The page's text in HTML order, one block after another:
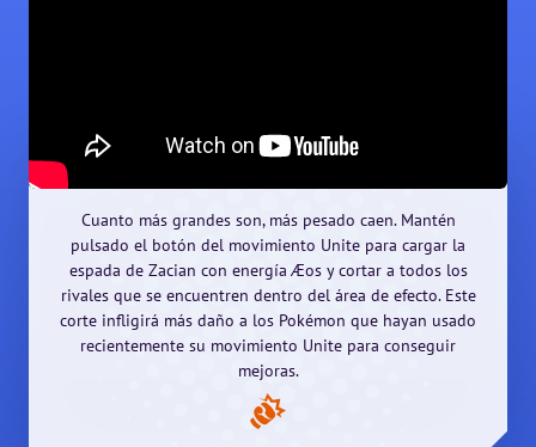
Cuanto más grandes son, más pesado caen. Mantén
pulsado el botón del movimiento Unite para cargar la
espada de Zacian con energía Æos y cortar a todos los
rivales que se encuentren dentro del área de efecto. Este
corte infligirá más daño a los Pokémon que hayan usado
recientemente su movimiento Unite para conseguir
mejoras.